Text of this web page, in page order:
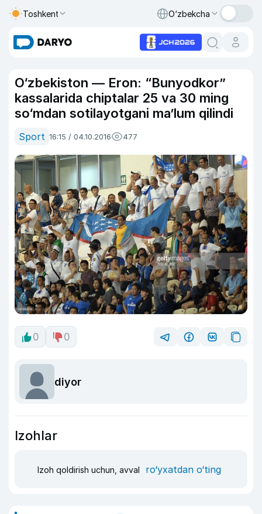
Toshkent O‘zbekcha
O‘zbekiston — Eron: “Bunyodkor”
kassalarida chiptalar 25 va 30 ming
so‘mdan sotilayotgani ma’lum qilindi
Sport 16:15 / 04.10.2016 477
0 0
diyor
Izohlar
Izoh qoldirish uchun, avval ro‘yxatdan o‘ting